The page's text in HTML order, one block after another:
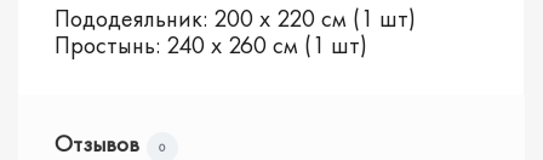
Пододеяльник: 200 х 220 см (1 шт)
Простынь: 240 х 260 см (1 шт)
Отзывов 0